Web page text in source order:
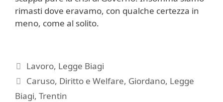
rimasti dove eravamo, con qualche certezza in
meno, come al solito.
Categorie
Lavoro, Legge Biagi
Tag
Caruso, Diritto e Welfare, Giordano, Legge
Biagi, Trentin